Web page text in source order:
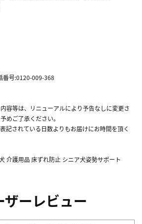
番号:0120-009-368
容等は、リニューアルにより予告なしに変更さ
めご了承ください。
記されている日数よりもお届けにお時間を頂く
介護用品 床ずれ防止 シニア犬姿勢サポート
ザーレビュー